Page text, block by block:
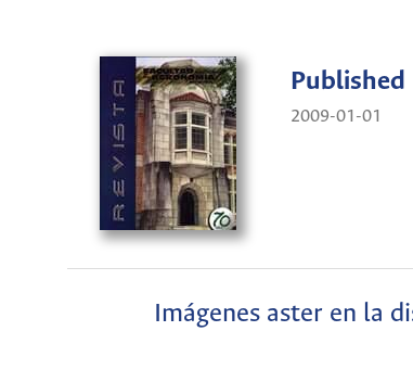
Published
2009-01-01
Imágenes aster en la